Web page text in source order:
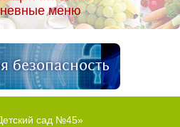
меню
сад №45»